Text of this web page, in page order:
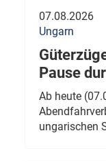
07.08.2026
Ungarn
Pause
Ab heute
ungarischen